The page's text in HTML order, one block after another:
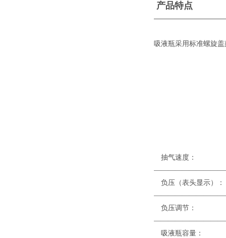
产品特点
吸液瓶采用标准螺旋
抽
负压（
负压
吸液